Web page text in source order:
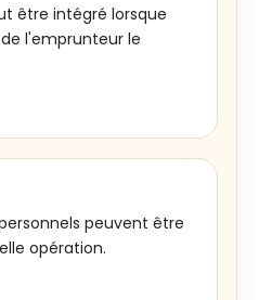
être intégré lorsque
l'emprunteur le
peuvent être
opération.